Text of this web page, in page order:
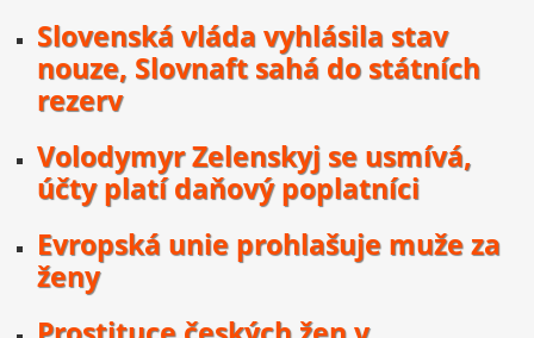
Slovenská vláda vyhlásila stav
nouze, Slovnaft sahá do státních
rezerv
Volodymyr Zelenskyj se usmívá,
účty platí daňový poplatníci
Evropská unie prohlašuje muže za
ženy